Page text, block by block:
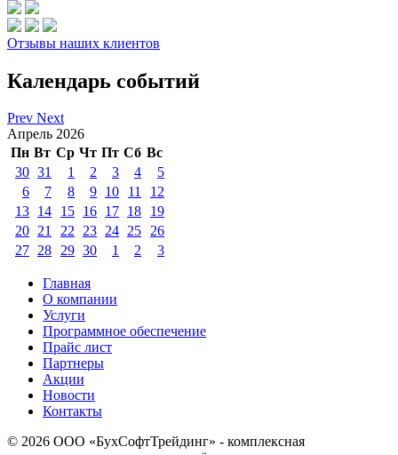
Отзывы наших клиентов
Календарь событий
Prev Next
Апрель 2026
Пн Вт Ср Чт Пт Сб Вс
30 31 1 2 3 4
5
6
7 8 9 10 11
12
13 14 15 16 17 18
19
20 21 22 23 24 25 26
27 28 29 30 1 2 3
Главная
О компании
Услуги
Программное обеспечение
Прайс лист
Партнеры
Акции
Новости
Контакты
© 2026 ООО «БухСофтТрейдинг» - комплексная